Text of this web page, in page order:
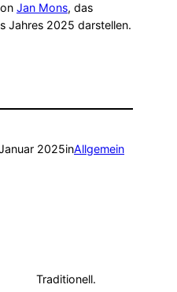
Jan Mons, das
Jahres 2025 darstellen.
2025inAllgemein
Traditionell.